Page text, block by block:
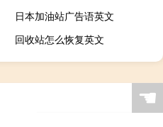
日本加油站广告语英文
回收站怎么恢复英文
☚